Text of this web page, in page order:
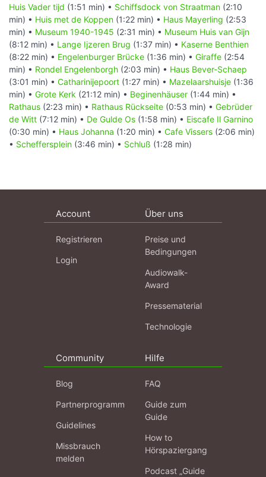
Huis Vader tijd (1:51 min) • Schiffsdock von Straatman (2:10
min) • Huis met de Koppen (1:22 min) • Haus Mayerling (2:53
min) • Museum 1940-1945 (2:31 min) • Museum Huis van Gijn
(8:12 min) • Lange Ijzeren Brug (1:37 min) • Kaserne Benthien
(8:22 min) • Engelenburger Brücke (1:36 min) • Giraffe (2:54
min) • Rondel Engelenborgh (2:03 min) • Haus Bever-Schaep
(3:01 min) • Catharinijepoort (1:27 min) • Mazelaarshuisje (1:36
min) • Grote Kerk (21:12 min) • Beginenhäuser (1:44 min) •
Rathaus (2:23 min) • Rathaus Rückseite (0:53 min) • Gebrüder
de Witt (7:12 min) • De Gulde Os (1:58 min) • Eiscafe Il Garnino
(0:30 min) • Haus Johanna (1:20 min) • Cafe Vissers (2:06 min)
• Scheffersplein (3:46 min) • Schluß (1:28 min)
Account
Registrieren
Login
Über uns
Preise und
Bedingungen
Audiowalk-
Award
Pressematerial
Technologie
Community
Blog
Partnerprogramm
Guidelines
Missbrauch
melden
Hilfe
FAQ
Guide zum
Guide
How to
Hörspaziergang
Podcast „Guide